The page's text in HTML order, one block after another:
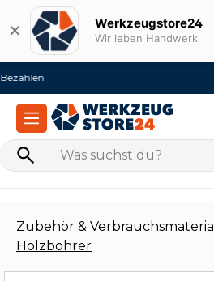
Zum Hauptinhalt springen
✕ Werkzeugstore24
Wir leben Handwerk
Zubehör & Verbrauchsmaterial
Holzbohrer